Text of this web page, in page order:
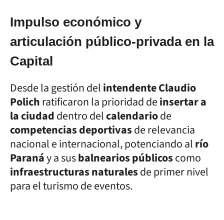
Impulso económico y
articulación público-privada en la
Capital
Desde la gestión delintendente Claudio
Polichratificaron la prioridad deinsertar a
la ciudaddentro delcalendariode
competencias deportivasde relevancia
nacional e internacional, potenciando alrío
Paranáy a susbalnearios públicoscomo
infraestructuras naturalesde primer nivel
para el turismo de eventos.